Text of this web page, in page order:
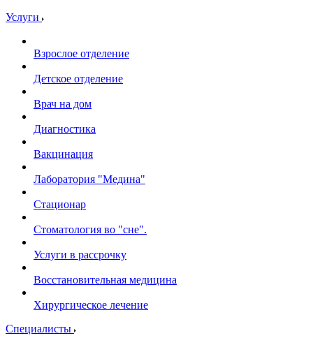
Услуги
Взрослое отделение
Детское отделение
Врач на дом
Диагностика
Вакцинация
Лаборатория "Медина"
Стационар
Стоматология во "сне".
Услуги в рассрочку
Восстановительная медицина
Хирургическое лечение
Специалисты